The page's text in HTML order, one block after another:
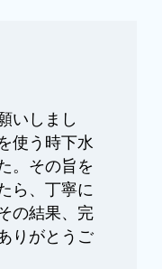
いしまし
使う時下水
。その旨を
ら、丁寧に
の結果、完
りがとうご